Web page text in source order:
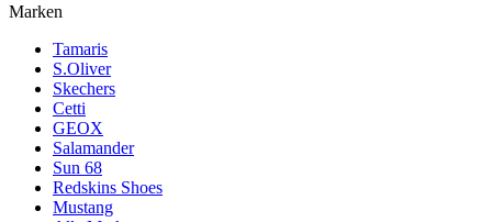
Marken
Tamaris
S.Oliver
Skechers
Cetti
GEOX
Salamander
Sun 68
Redskins Shoes
Mustang